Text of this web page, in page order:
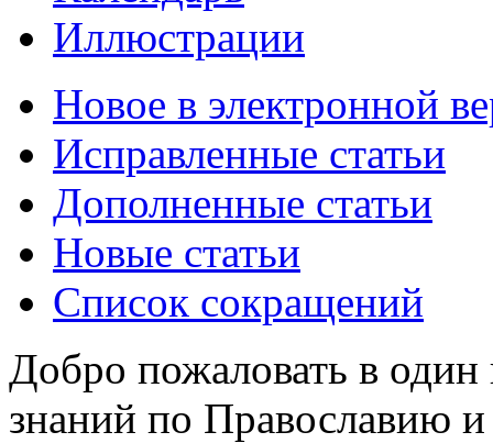
Иллюстрации
Новое в электронной
Исправленные статьи
Дополненные статьи
Новые статьи
Список сокращений
Добро пожаловать в
знаний по Православию